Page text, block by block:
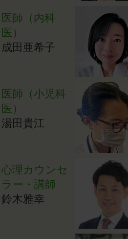
医師（内科
医）
成田亜希子
医師（小児科
医）
湯田貴江
心理カウンセ
ラー・講師
鈴木雅幸